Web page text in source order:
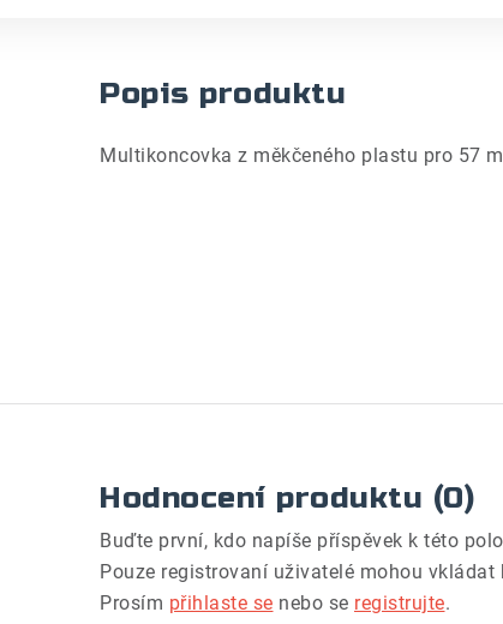
Popis produktu
Multikoncovka z měkčeného plastu pro 57
Hodnocení produktu (0)
Buďte první, kdo napíše příspěvek k této
Pouze registrovaní uživatelé mohou vkládat
Prosím přihlaste se nebo se registrujte.